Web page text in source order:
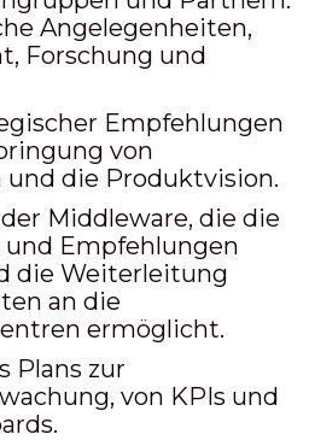
Angelegenheiten,
Forschung und
Empfehlungen
von
und die Produktvision.
Middleware, die die
und Empfehlungen
die Weiterleitung
an die
ermöglicht.
Plans zur
von KPIs und